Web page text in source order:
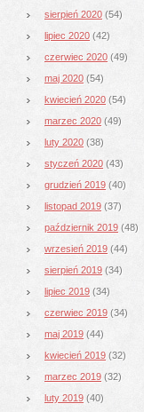
sierpień 2020 (54)
lipiec 2020 (42)
czerwiec 2020 (49)
maj 2020 (54)
kwiecień 2020 (54)
marzec 2020 (49)
luty 2020 (38)
styczeń 2020 (43)
grudzień 2019 (40)
listopad 2019 (37)
październik 2019 (48)
wrzesień 2019 (44)
sierpień 2019 (34)
lipiec 2019 (34)
czerwiec 2019 (34)
maj 2019 (44)
kwiecień 2019 (32)
marzec 2019 (32)
luty 2019 (40)